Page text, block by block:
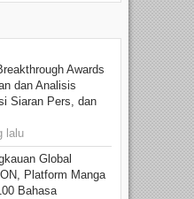
Awards
dan Analisis
Siaran Pers, dan
lalu
Global
Platform Manga
Bahasa